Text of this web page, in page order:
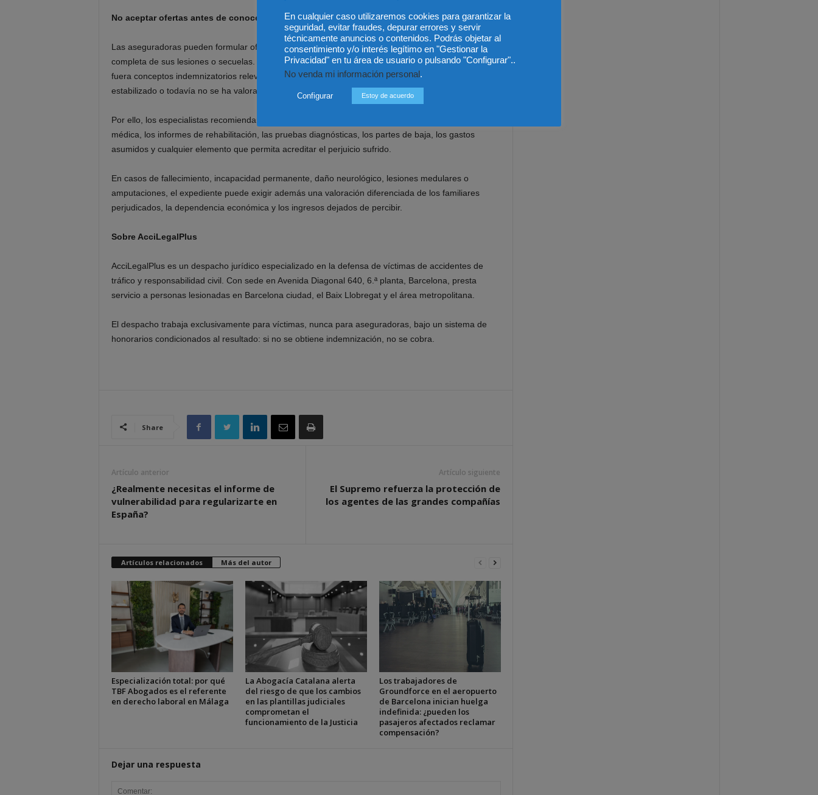
No aceptar ofertas antes de conocer el alcance real del daño
Las aseguradoras pueden formular ofertas indemnizatorias antes de que la víctima tenga una visión
completa de sus lesiones o secuelas. En accidentes graves, una aceptación prematura puede dejar
fuera conceptos indemnizatorios relevantes, especialmente cuando las lesiones aún no se han
estabilizado o todavía no se ha valorado su repercusión laboral y personal.
Por ello, los especialistas recomiendan no firmar acuerdos sin revisar previamente la documentación
médica, los informes de rehabilitación, las pruebas diagnósticas, los partes de baja, los gastos
asumidos y cualquier elemento que permita acreditar el perjuicio sufrido.
En casos de fallecimiento, incapacidad permanente, daño neurológico, lesiones medulares o
amputaciones, el expediente puede exigir además una valoración diferenciada de los familiares
perjudicados, la dependencia económica y los ingresos dejados de percibir.
Sobre AcciLegalPlus
AcciLegalPlus es un despacho jurídico especializado en la defensa de víctimas de accidentes de
tráfico y responsabilidad civil. Con sede en Avenida Diagonal 640, 6.ª planta, Barcelona, presta
servicio a personas lesionadas en Barcelona ciudad, el Baix Llobregat y el área metropolitana.
El despacho trabaja exclusivamente para víctimas, nunca para aseguradoras, bajo un sistema de
honorarios condicionados al resultado: si no se obtiene indemnización, no se cobra.
Share
Artículo anterior
¿Realmente necesitas el informe de
vulnerabilidad para regularizarte en
España?
Artículo siguiente
El Supremo refuerza la protección de
los agentes de las grandes compañías
Artículos relacionados Más del autor
Especialización total: por qué
TBF Abogados es el referente
en derecho laboral en Málaga
La Abogacía Catalana alerta
del riesgo de que los cambios
en las plantillas judiciales
comprometan el
funcionamiento de la Justicia
Los trabajadores de
Groundforce en el aeropuerto
de Barcelona inician huelga
indefinida: ¿pueden los
pasajeros afectados reclamar
compensación?
Dejar una respuesta
En cualquier caso utilizaremos cookies para garantizar la
seguridad, evitar fraudes, depurar errores y servir
técnicamente anuncios o contenidos. Podrás objetar al
consentimiento y/o interés legítimo en "Gestionar la
Privacidad" en tu área de usuario o pulsando "Configurar"..
No venda mi información personal .
Configurar Estoy de acuerdo